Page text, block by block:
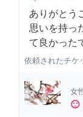
ありがとう
思いを持っ
て良かった
依頼されたチケ
女
sentiment_satisfied